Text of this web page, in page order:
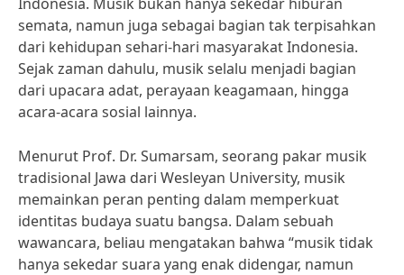
semata, namun juga sebagai bagian tak terpisahkan
dari kehidupan sehari-hari masyarakat Indonesia.
Sejak zaman dahulu, musik selalu menjadi bagian
dari upacara adat, perayaan keagamaan, hingga
acara-acara sosial lainnya.
Menurut Prof. Dr. Sumarsam, seorang pakar musik
tradisional Jawa dari Wesleyan University, musik
memainkan peran penting dalam memperkuat
identitas budaya suatu bangsa. Dalam sebuah
wawancara, beliau mengatakan bahwa “musik tidak
hanya sekedar suara yang enak didengar, namun